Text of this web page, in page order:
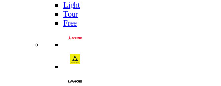
Light
Tour
Free